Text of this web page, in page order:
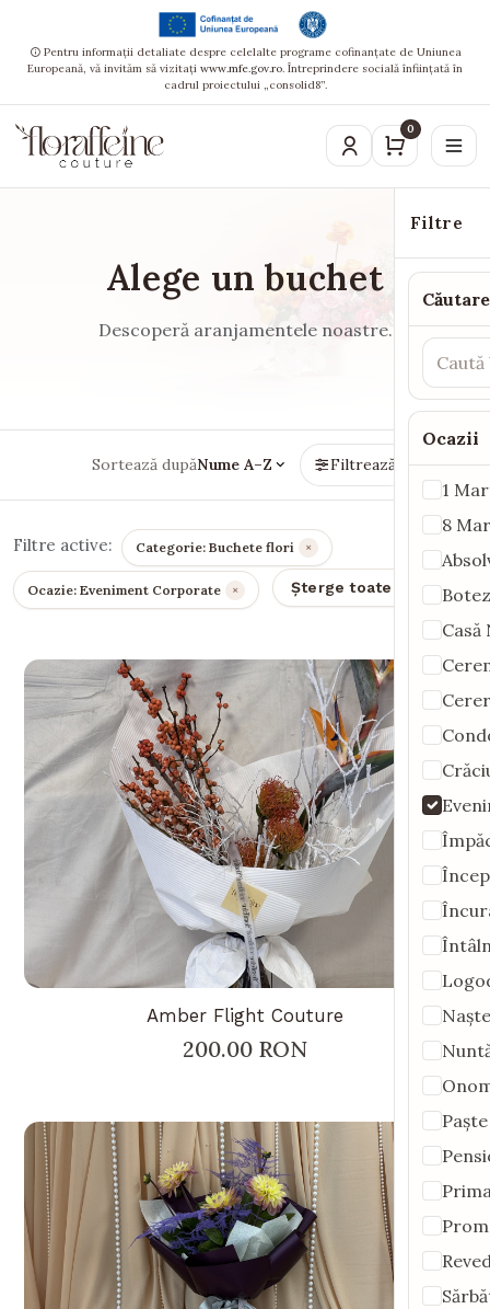
Pentru informații detaliate despre celelalte programe cofinanțate de Uniunea
Europeană, vă invităm să vizitați www.mfe.gov.ro. Întreprindere socială înființată în
cadrul proiectului „consolid8”.
0
Alege un buchet
Descoperă aranjamentele noastre.
Sortează dupăNume A–Z Filtrează
Filtre
Căutare
Ocazii
1
8
Botez
Casă
Paște
Filtre active: Categorie: Buchete flori ×
Ocazie: Eveniment Corporate × Șterge toate filtrele
Amber Flight Couture
200.00 RON